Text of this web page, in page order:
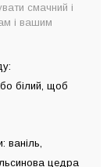
смачний і
і вашим
білий, щоб
ваніль,
цедра